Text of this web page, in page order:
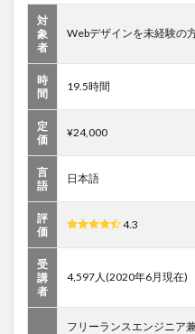
マー
ィン
極
意：
WEB
アッ
プ・
ップ
【悪
WEB
デザ
対
象
者
Webデザインを未経験の
時
間
19.5時間
定
価
¥24,000
言
語
日本語
評
価
4.3
受
講
者
4,597人(2020年6月現在)
フリーランスエンジニア